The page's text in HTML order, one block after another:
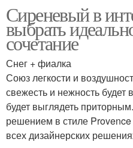
Сиреневый в
выбрать
сочетание
Снег + фиалка
Союз легкости и
свежесть и нежность будет
будет выглядеть
решением в стиле
всех дизайнерских